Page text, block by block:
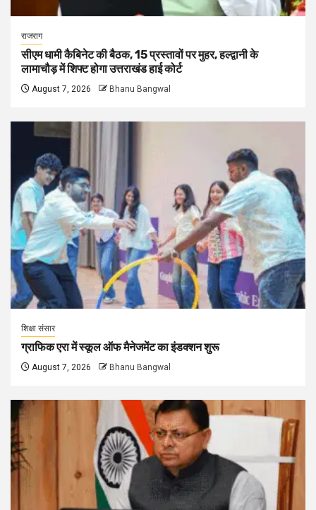
राजराग
सीएम धामी कैबिनेट की बैठक, 15 प्रस्तावों पर मुहर, हल्द्वानी के
लामाचौड़ में शिफ्ट होगा उत्तराखंड हाई कोर्ट
August 7, 2026 Bhanu Bangwal
शिक्षा संसार
ग्राफिक एरा में स्कूल ऑफ मैनेजमेंट का इंडक्शन शुरू
August 7, 2026 Bhanu Bangwal